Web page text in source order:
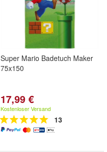
Super Mario Badetuch Maker
75x150
17,99 €
Kostenloser Versand
13